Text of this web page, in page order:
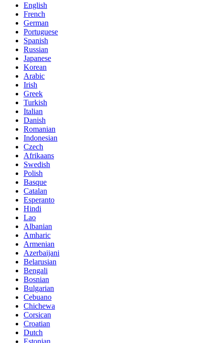
English
French
German
Portuguese
Spanish
Russian
Japanese
Korean
Arabic
Irish
Greek
Turkish
Italian
Danish
Romanian
Indonesian
Czech
Afrikaans
Swedish
Polish
Basque
Catalan
Esperanto
Hindi
Lao
Albanian
Amharic
Armenian
Azerbaijani
Belarusian
Bengali
Bosnian
Bulgarian
Cebuano
Chichewa
Corsican
Croatian
Dutch
Estonian